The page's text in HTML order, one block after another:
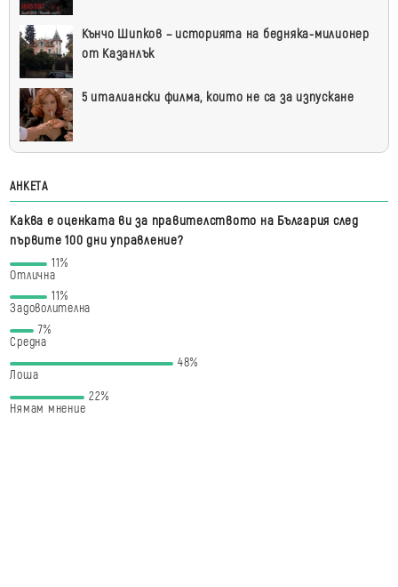
Кънчо Шипков – историята на бедняка-милионер
от Казанлък
5 италиански филма, които не са за изпускане
АНКЕТА
Каква е оценката ви за правителството на България след
първите 100 дни управление?
11%
Отлична
11%
Задоволителна
7%
Средна
48%
Лоша
22%
Нямам мнение